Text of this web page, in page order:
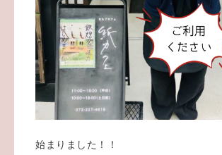
始まりました！！